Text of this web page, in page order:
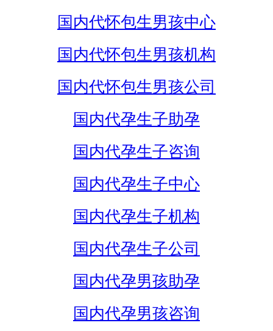
国内代怀包生男孩中心
国内代怀包生男孩机构
国内代怀包生男孩公司
国内代孕生子助孕
国内代孕生子咨询
国内代孕生子中心
国内代孕生子机构
国内代孕生子公司
国内代孕男孩助孕
国内代孕男孩咨询